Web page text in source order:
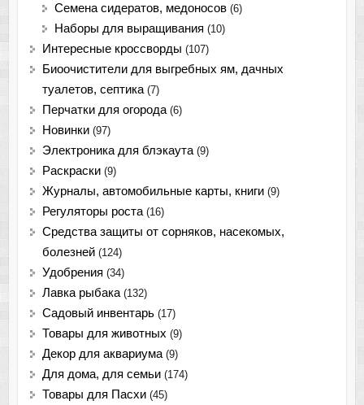
Семена сидератов, медоносов (6)
Наборы для выращивания (10)
Интересные кроссворды (107)
Биоочистители для выгребных ям, дачных
туалетов, септика (7)
Перчатки для огорода (6)
Новинки (97)
Электроника для блэкаута (9)
Раскраски (9)
Журналы, автомобильные карты, книги (9)
Регуляторы роста (16)
Средства защиты от сорняков, насекомых,
болезней (124)
Удобрения (34)
Лавка рыбака (132)
Садовый инвентарь (17)
Товары для животных (9)
Декор для аквариума (9)
Для дома, для семьи (174)
Товары для Пасхи (45)